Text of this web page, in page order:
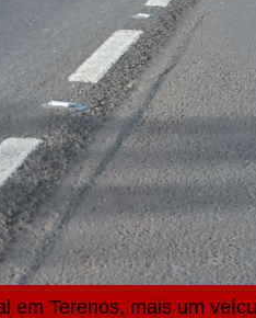
em Terenos, mais um